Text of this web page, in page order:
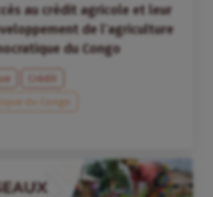
au crédit agricole et leur
de l’agriculture
du Congo
Crédit
du Congo